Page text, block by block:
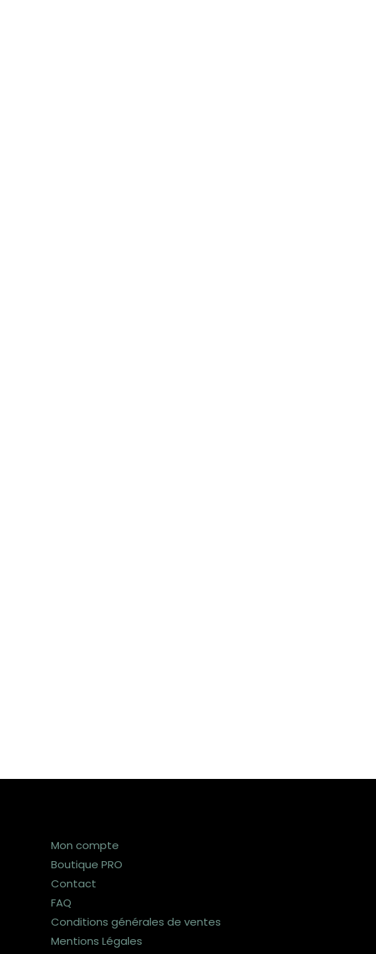
Mon compte
Boutique PRO
Contact
FAQ
Conditions générales de ventes
Mentions Légales